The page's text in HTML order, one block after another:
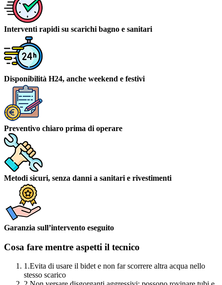
Interventi rapidi su scarichi bagno e sanitari
Disponibilità H24, anche weekend e festivi
Preventivo chiaro prima di operare
Metodi sicuri, senza danni a sanitari e rivestimenti
Garanzia sull’intervento eseguito
Cosa fare mentre aspetti il tecnico
1.Evita di usare il bidet e non far scorrere altra acqua nello
stesso scarico